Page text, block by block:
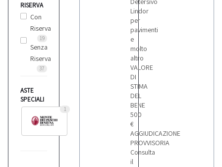
RISERVA
Con
Riserva
19
Senza
Riserva
37
ASTE
SPECIALI
1
Lindor
per
pavimenti
e
molto
altro
VALORE
DI
STIMA
DEL
BENE
500
€
AGGIUDICAZIONE
PROVVISORIA
Consulta
il